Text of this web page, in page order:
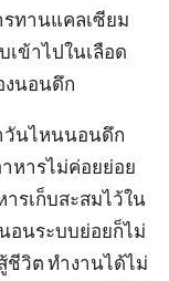
รทานแคลเซียม
เข้าไปในเลือด
งนอนดึก
วันไหนนอนดึก
หารไม่ค่อยย่อย
รเก็บสะสมไว้ใน
อนระบบย่อยก็ไม่
ชีวิต ทำงานได้ไม่